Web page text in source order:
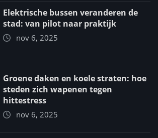
Elektrische bussen veranderen de
stad: van pilot naar praktijk
nov 6, 2025
Groene daken en koele straten: hoe
steden zich wapenen tegen
hittestress
nov 6, 2025